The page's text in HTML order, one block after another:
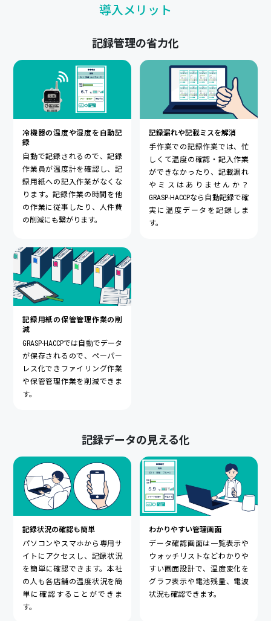
導入メリット
記録管理の省力化
冷機器の温度や湿度を自動記
録
自動で記録されるので、記録
作業員が温度計を確認し、記
録用紙への記入作業がなくな
ります。記録作業の時間を他
の作業に従事したり、人件費
の削減にも繋がります。
記録漏れや記載ミスを解消
手作業での記録作業では、忙
しくて温度の確認・記入作業
ができなかったり、記載漏れ
やミスはありませんか？
GRASP-HACCPなら自動記録で確
実に温度データを記録しま
す。
記録用紙の保管管理作業の削
減
GRASP-HACCPでは自動でデータ
が保存されるので、ペーパー
レス化できファイリング作業
や保管管理作業を削減できま
す。
記録データの見える化
記録状況の確認も簡単
パソコンやスマホから専用サ
イトにアクセスし、記録状況
を簡単に確認できます。本社
の人も各店舗の温度状況を簡
単に確認することができま
す。
わかりやすい管理画面
データ確認画面は一覧表示や
ウォッチリストなどわかりや
すい画面設計で、温度変化を
グラフ表示や電池残量、電波
状況も確認できます。